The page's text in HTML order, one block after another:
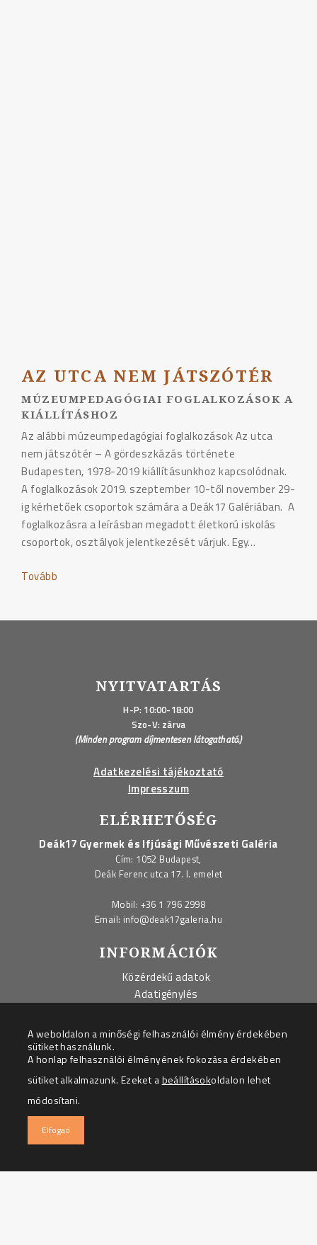
AZ UTCA NEM JÁTSZÓTÉR
MÚZEUMPEDAGÓGIAI FOGLALKOZÁSOK A
KIÁLLÍTÁSHOZ
Az alábbi múzeumpedagógiai foglalkozások Az utca
nem játszótér – A gördeszkázás története
Budapesten, 1978-2019 kiállításunkhoz kapcsolódnak.
A foglalkozások 2019. szeptember 10-től november 29-
ig kérhetőek csoportok számára a Deák17 Galériában. A
foglalkozásra a leírásban megadott életkorú iskolás
csoportok, osztályok jelentkezését várjuk. Egy…
Tovább
NYITVATARTÁS
H-P: 10:00-18:00
Szo-V: zárva
(Minden program díjmentesen látogatható.)
Adatkezelési tájékoztató
Impresszum
ELÉRHETŐSÉG
Deák17 Gyermek és Ifjúsági Művészeti Galéria
Cím: 1052 Budapest,
Deák Ferenc utca 17. I. emelet
Mobil: +36 1 796 2998
Email: info@deak17galeria.hu
INFORMÁCIÓK
Közérdekű adatok
Adatigénylés
Beszerzések
Adatkezelési tájékoztató
Impresszum
A weboldalon a minőségi felhasználói élmény érdekében
sütiket használunk.
A honlap felhasználói élményének fokozása érdekében
sütiket alkalmazunk. Ezeket abeállításokoldalon lehet
módosítani.
Elfogad